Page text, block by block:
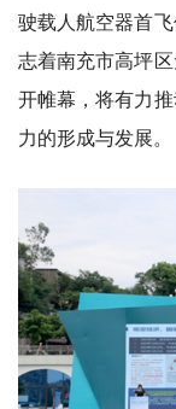
驶载人航空器首
志着南充市高坪
开帷幕，将有力
力的形成与发展。